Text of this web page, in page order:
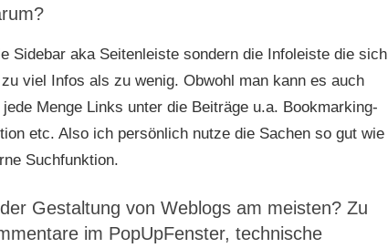
Sidebar aka Seitenleiste sondern die Infoleiste die sich
viel Infos als zu wenig. Obwohl man kann es auch
Menge Links unter die Beiträge u.a. Bookmarking-
etc. Also ich persönlich nutze die Sachen so gut wie
Suchfunktion.
Gestaltung von Weblogs am meisten? Zu
im PopUpFenster, technische